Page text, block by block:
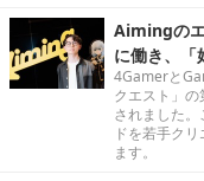
Aimingの
に働き、「
4Gamerと
クエスト」
されました
ドを若手ク
ます。